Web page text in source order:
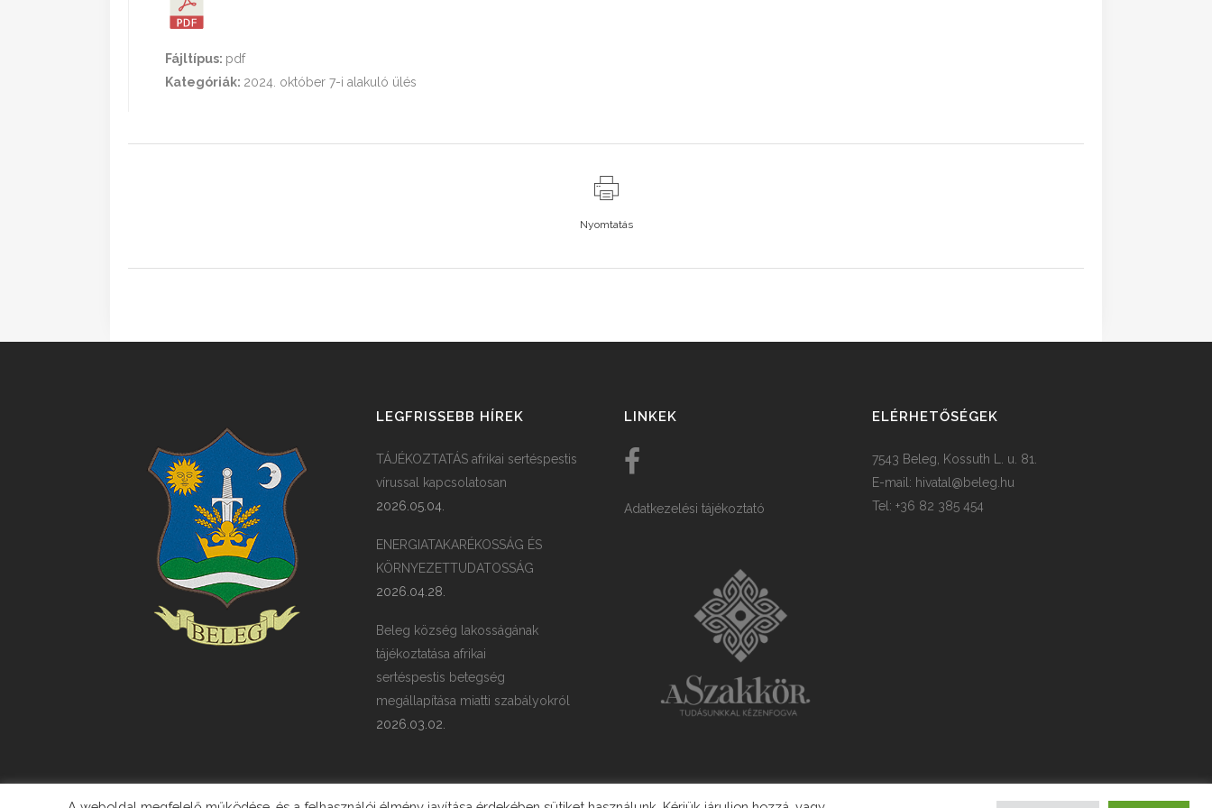
Fájltípus: pdf
Kategóriák: 2024. október 7-i alakuló ülés
Nyomtatás
LEGFRISSEBB HÍREK
TÁJÉKOZTATÁS afrikai sertéspestis
vírussal kapcsolatosan
2026.05.04.
ENERGIATAKARÉKOSSÁG ÉS
KÖRNYEZETTUDATOSSÁG
2026.04.28.
Beleg község lakosságának
tájékoztatása afrikai
sertéspestis betegség
megállapítása miatti szabályokról
2026.03.02.
LINKEK
Adatkezelési tájékoztató
ELÉRHETŐSÉGEK
7543 Beleg, Kossuth L. u. 81.
E-mail: hivatal@beleg.hu
Tel: +36 82 385 454